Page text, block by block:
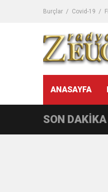
Burçlar Covid-19
ANASAYFA
SON DAKİKA